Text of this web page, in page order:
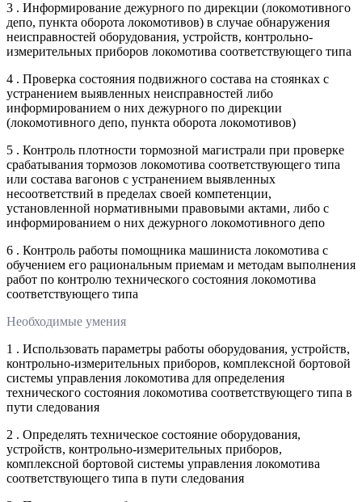
3 . Информирование дежурного по дирекции (локомотивного
депо, пункта оборота локомотивов) в случае обнаружения
неисправностей оборудования, устройств, контрольно-
измерительных приборов локомотива соответствующего типа
4 . Проверка состояния подвижного состава на стоянках с
устранением выявленных неисправностей либо
информированием о них дежурного по дирекции
(локомотивного депо, пункта оборота локомотивов)
5 . Контроль плотности тормозной магистрали при проверке
срабатывания тормозов локомотива соответствующего типа
или состава вагонов с устранением выявленных
несоответствий в пределах своей компетенции,
установленной нормативными правовыми актами, либо с
информированием о них дежурного локомотивного депо
6 . Контроль работы помощника машиниста локомотива с
обучением его рациональным приемам и методам выполнения
работ по контролю технического состояния локомотива
соответствующего типа
Необходимые умения
1 . Использовать параметры работы оборудования, устройств,
контрольно-измерительных приборов, комплексной бортовой
системы управления локомотива для определения
технического состояния локомотива соответствующего типа в
пути следования
2 . Определять техническое состояние оборудования,
устройств, контрольно-измерительных приборов,
комплексной бортовой системы управления локомотива
соответствующего типа в пути следования